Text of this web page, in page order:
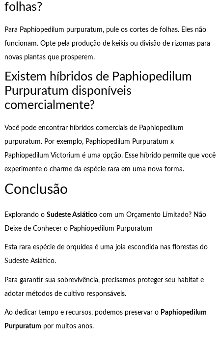
folhas?
Para Paphiopedilum purpuratum, pule os cortes de folhas. Eles não
funcionam. Opte pela produção de keikis ou divisão de rizomas para
novas plantas que prosperem.
Existem híbridos de Paphiopedilum
Purpuratum disponíveis
comercialmente?
Você pode encontrar híbridos comerciais de Paphiopedilum
purpuratum. Por exemplo, Paphiopedilum Purpuratum x
Paphiopedilum Victorium é uma opção. Esse híbrido permite que você
experimente o charme da espécie rara em uma nova forma.
Conclusão
Explorando o Sudeste Asiáticocom um Orçamento Limitado? Não
Deixe de Conhecer o Paphiopedilum Purpuratum
Esta rara espécie de orquídea é uma joia escondida nas florestas do
Sudeste Asiático.
Para garantir sua sobrevivência, precisamos proteger seu habitat e
adotar métodos de cultivo responsáveis.
Ao dedicar tempo e recursos, podemos preservar o Paphiopedilum
Purpuratum por muitos anos.